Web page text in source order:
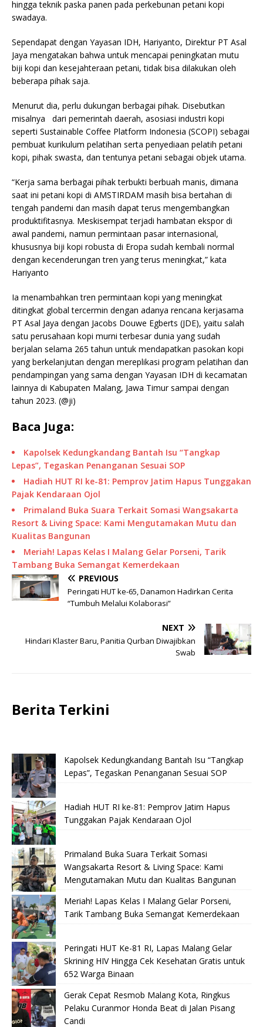
hingga teknik paska panen pada perkebunan petani kopi
swadaya.
Sependapat dengan Yayasan IDH, Hariyanto, Direktur PT Asal
Jaya mengatakan bahwa untuk mencapai peningkatan mutu
biji kopi dan kesejahteraan petani, tidak bisa dilakukan oleh
beberapa pihak saja.
Menurut dia, perlu dukungan berbagai pihak. Disebutkan
misalnya dari pemerintah daerah, asosiasi industri kopi
seperti Sustainable Coffee Platform Indonesia (SCOPI) sebagai
pembuat kurikulum pelatihan serta penyediaan pelatih petani
kopi, pihak swasta, dan tentunya petani sebagai objek utama.
“Kerja sama berbagai pihak terbukti berbuah manis, dimana
saat ini petani kopi di AMSTIRDAM masih bisa bertahan di
tengah pandemi dan masih dapat terus mengembangkan
produktifitasnya. Meskisempat terjadi hambatan ekspor di
awal pandemi, namun permintaan pasar internasional,
khususnya biji kopi robusta di Eropa sudah kembali normal
dengan kecenderungan tren yang terus meningkat,” kata
Hariyanto
Ia menambahkan tren permintaan kopi yang meningkat
ditingkat global tercermin dengan adanya rencana kerjasama
PT Asal Jaya dengan Jacobs Douwe Egberts (JDE), yaitu salah
satu perusahaan kopi murni terbesar dunia yang sudah
berjalan selama 265 tahun untuk mendapatkan pasokan kopi
yang berkelanjutan dengan mereplikasi program pelatihan dan
pendampingan yang sama dengan Yayasan IDH di kecamatan
lainnya di Kabupaten Malang, Jawa Timur sampai dengan
tahun 2023. (@ji)
Baca Juga:
Kapolsek Kedungkandang Bantah Isu “Tangkap
Lepas”, Tegaskan Penanganan Sesuai SOP
Hadiah HUT RI ke-81: Pemprov Jatim Hapus Tunggakan
Pajak Kendaraan Ojol
Primaland Buka Suara Terkait Somasi Wangsakarta
Resort & Living Space: Kami Mengutamakan Mutu dan
Kualitas Bangunan
Meriah! Lapas Kelas I Malang Gelar Porseni, Tarik
Tambang Buka Semangat Kemerdekaan
PREVIOUS
Peringati HUT ke-65, Danamon Hadirkan Cerita
“Tumbuh Melalui Kolaborasi”
NEXT
Hindari Klaster Baru, Panitia Qurban Diwajibkan
Swab
Berita Terkini
Kapolsek Kedungkandang Bantah Isu “Tangkap
Lepas”, Tegaskan Penanganan Sesuai SOP
Hadiah HUT RI ke-81: Pemprov Jatim Hapus
Tunggakan Pajak Kendaraan Ojol
Primaland Buka Suara Terkait Somasi
Wangsakarta Resort & Living Space: Kami
Mengutamakan Mutu dan Kualitas Bangunan
Meriah! Lapas Kelas I Malang Gelar Porseni,
Tarik Tambang Buka Semangat Kemerdekaan
Peringati HUT Ke-81 RI, Lapas Malang Gelar
Skrining HIV Hingga Cek Kesehatan Gratis untuk
652 Warga Binaan
Gerak Cepat Resmob Malang Kota, Ringkus
Pelaku Curanmor Honda Beat di Jalan Pisang
Candi